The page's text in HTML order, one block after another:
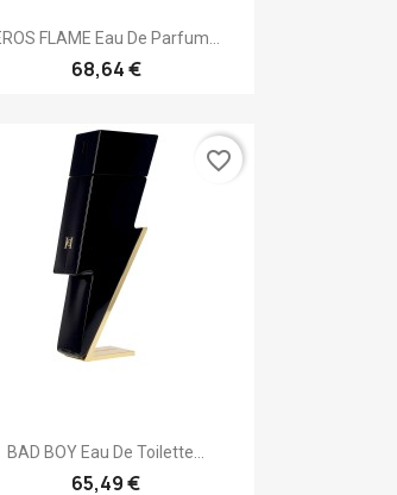
Vista rápida
FLAME Eau De Parfum...
68,64 €
Vista rápida
BAD BOY Eau De Toilette...
65,49 €
favorite_border